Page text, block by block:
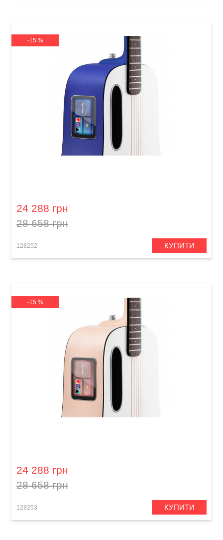
-15 %
24 288 грн
28 658 грн
128252 КУПИТИ
-15 %
24 288 грн
28 658 грн
128253 КУПИТИ